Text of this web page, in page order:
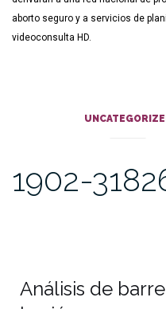
aborto seguro y a servicios de
videoconsulta HD.
1902-
Análisis de